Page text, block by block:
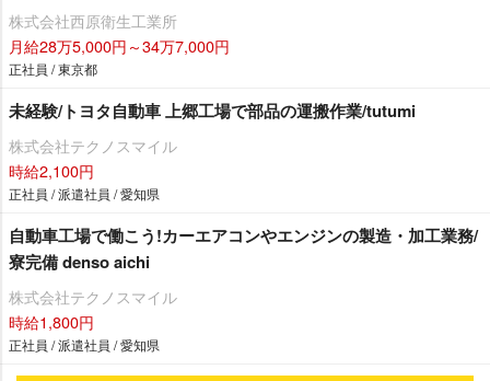
株式会社西原衛生工業所
月給28万5,000円～34万7,000円
正社員 / 東京都
未経験/トヨタ自動車 上郷工場で部品の運搬作業/tutumi
株式会社テクノスマイル
時給2,100円
正社員 / 派遣社員 / 愛知県
自動車工場で働こう!カーエアコンやエンジンの製造・加工業務/
寮完備 denso aichi
株式会社テクノスマイル
時給1,800円
正社員 / 派遣社員 / 愛知県